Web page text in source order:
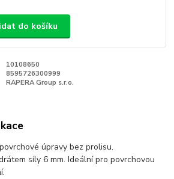
do košíku
10108650
8595726300999
RAPERA Group s.r.o.
úpravy bez prolisu.
síly 6 mm. Ideální pro povrchovou